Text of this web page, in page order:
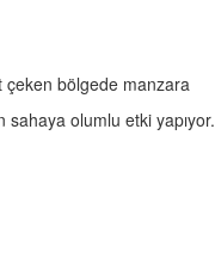
çeken bölgede manzara
sahaya olumlu etki yapıyor.